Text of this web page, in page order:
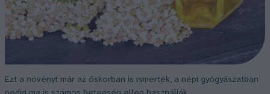
Ezt a növényt már az őskorban is ismerték, a népi gyógyászatban